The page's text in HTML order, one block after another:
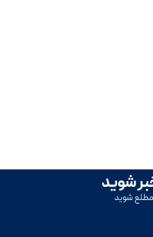
شوید
مطلع شوید